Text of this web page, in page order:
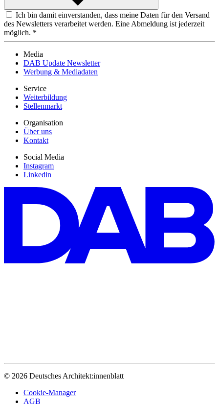
Ich bin damit einverstanden, dass meine Daten für den Versand
des Newsletters verarbeitet werden. Eine Abmeldung ist jederzeit
möglich. *
Media
DAB Update Newsletter
Werbung & Mediadaten
Service
Weiterbildung
Stellenmarkt
Organisation
Über uns
Kontakt
Social Media
Instagram
Linkedin
© 2026 Deutsches Architekt:innenblatt
Cookie-Manager
AGB